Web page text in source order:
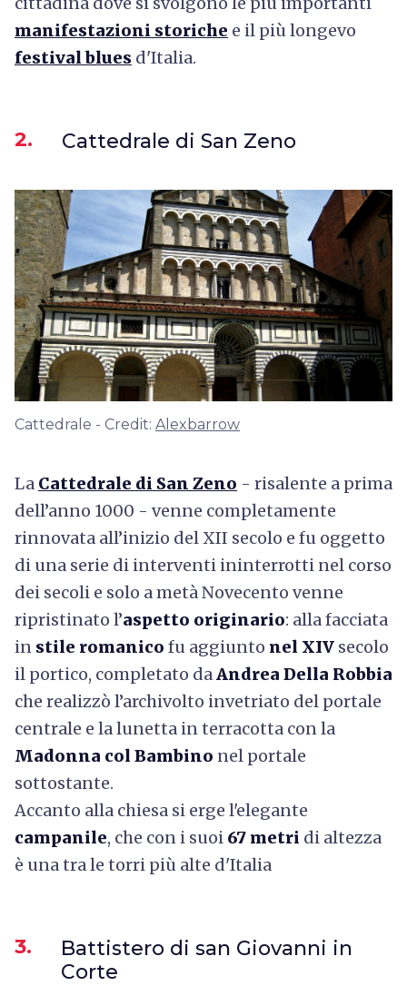
manifestazioni storiche e il più longevo
festival blues d'Italia.
2. Cattedrale di San Zeno
Cattedrale - Credit: Alexbarrow
La Cattedrale di San Zeno - risalente a prima
dell’anno 1000 - venne completamente
rinnovata all’inizio del XII secolo e fu oggetto
di una serie di interventi ininterrotti nel corso
dei secoli e solo a metà Novecento venne
ripristinato l’aspetto originario: alla facciata
in stile romanico fu aggiunto nel XIV secolo
il portico, completato daAndrea Della Robbia
che realizzò l’archivolto invetriato del portale
centrale e la lunetta in terracotta con la
Madonna col Bambino nel portale
sottostante.
Accanto alla chiesa si erge l'elegante
campanile, che con i suoi 67 metri di altezza
è una tra le torri più alte d'Italia
3.
Battistero di san Giovanni in
Corte